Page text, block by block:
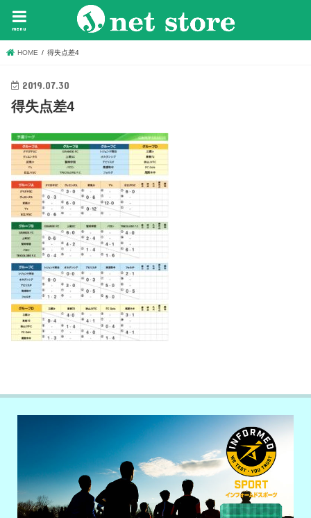
menu
HOME 得失点差4
2019.07.30
得失点差4